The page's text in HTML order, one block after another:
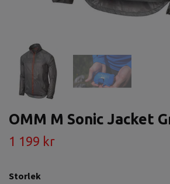
OMM M Sonic Jacket
1 199 kr
Storlek